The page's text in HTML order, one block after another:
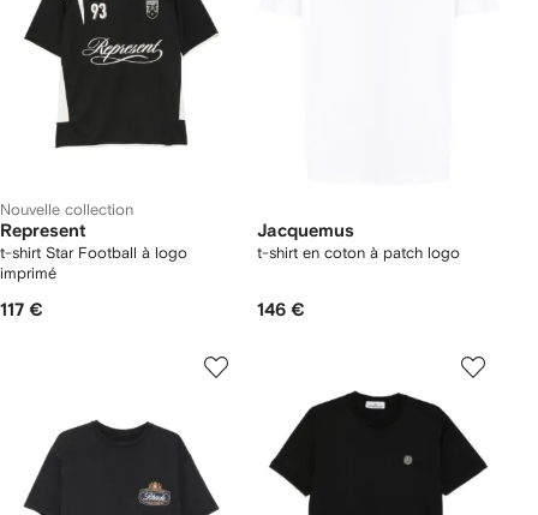
Nouvelle collection
Represent
t-shirt Star Football à logo
imprimé
117 €
Jacquemus
t-shirt en coton à patch logo
146 €